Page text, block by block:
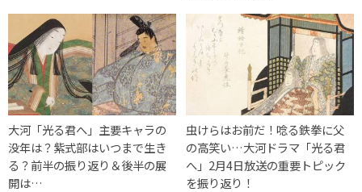
大河「光る君へ」主要キャラの
没年は？紫式部はいつまで生き
る？前半の振り返り＆後半の展
開は…
虫けらはお前だ！唸る鉄拳に父
の高笑い…大河ドラマ「光る君
へ」2月4日放送の重要トピック
を振り返り！